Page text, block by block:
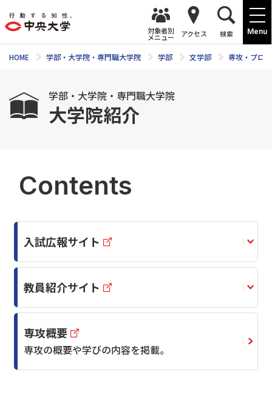
Menu
対象者別
メニュー アクセス 検索
HOME 学部・大学院・専門職大学院 学部 文学部 専攻・プロ
学部・大学院・専門職大学院
大学院紹介
Contents
入試広報サイト
教員紹介サイト
専攻概要
専攻の概要や学びの内容を掲載。